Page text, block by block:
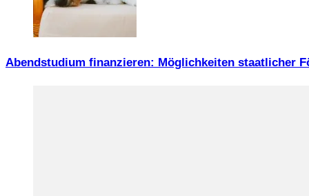
Abendstudium finanzieren: Möglichkeiten staatlicher